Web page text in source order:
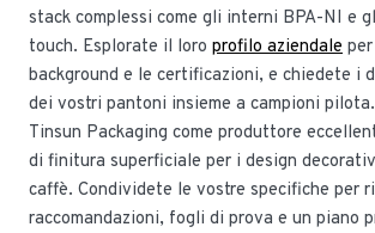
stack complessi come gli interni BPA-NI e
touch. Esplorate il loro profilo aziendale
background e le certificazioni, e chiedete i
dei vostri pantoni insieme a campioni
Tinsun Packaging come produttore
di finitura superficiale per i design
caffè. Condividete le vostre specifiche per
raccomandazioni, fogli di prova e un piano